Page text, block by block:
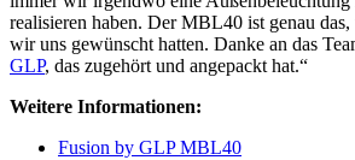
realisieren haben. Der MBL40 ist genau das,
wir uns gewünscht hatten. Danke an das
GLP, das zugehört und angepackt hat.“
Weitere Informationen:
Fusion by GLP MBL40